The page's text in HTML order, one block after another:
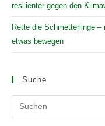
resilienter gegen den
Rette die Schmetterlinge
etwas bewegen
Suche